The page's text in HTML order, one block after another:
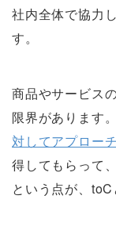
社内全体で協力
す。
商品やサービス
限界があります
対してアプローチ
得してもらって
という点が、toC